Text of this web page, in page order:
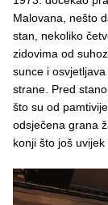
Malovana, nešto
stan, nekoliko
zidovima od
sunce i
strane. Pred
što su od
odsječena grana
konji što još uvijek